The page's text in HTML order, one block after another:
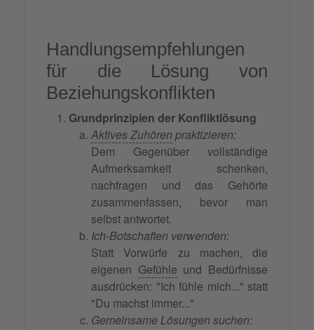
Handlungsempfehlungen
für die Lösung von
Beziehungskonflikten
Grundprinzipien der Konfliktlösung
Aktives Zuhören praktizieren:
Dem Gegenüber vollständige
Aufmerksamkeit schenken,
nachfragen und das Gehörte
zusammenfassen, bevor man
selbst antwortet.
Ich-Botschaften verwenden:
Statt Vorwürfe zu machen, die
eigenen Gefühle und Bedürfnisse
ausdrücken: "Ich fühle mich..." statt
"Du machst immer..."
Gemeinsame Lösungen suchen: